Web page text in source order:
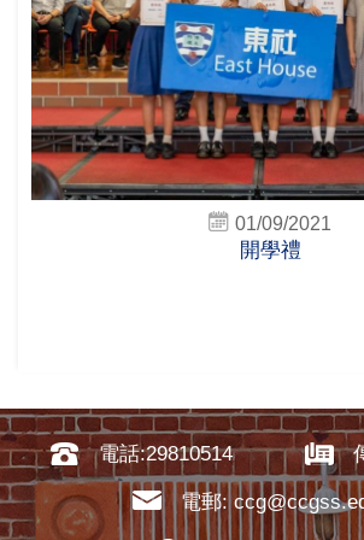
01/09/2021
開學禮
電話:29810514
電郵: